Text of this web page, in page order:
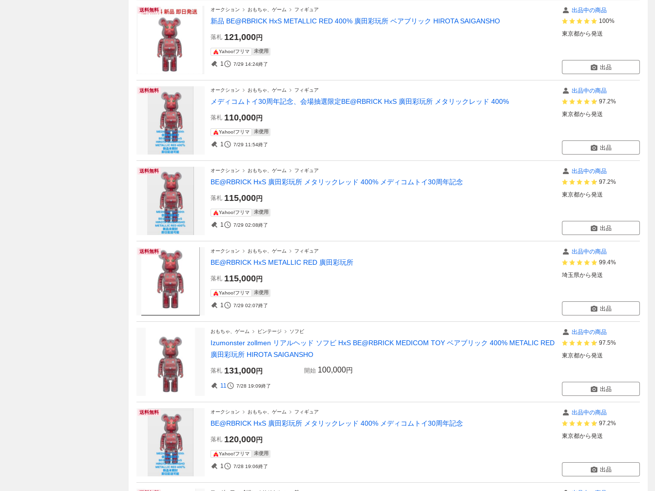
送料無料 オークション おもちゃ、ゲーム フィギュア
新品 BE@RBRICK HxS METALLIC RED 400% 廣田彩玩所 ベアブリック HIROTA SAIGANSHO
落札 121,000円
Yahoo!フリマ 未使用
1 7/29 14:24終了
出品中の商品
100%
東京都から発送
出品
送料無料 オークション おもちゃ、ゲーム フィギュア
メディコムトイ30周年記念、会場抽選限定BE@RBRICK HxS 廣田彩玩所 メタリックレッド 400%
落札 110,000円
Yahoo!フリマ 未使用
1 7/29 11:54終了
出品中の商品
97.2%
東京都から発送
出品
送料無料 オークション おもちゃ、ゲーム フィギュア
BE@RBRICK HxS 廣田彩玩所 メタリックレッド 400% メディコムトイ30周年記念
落札 115,000円
Yahoo!フリマ 未使用
1 7/29 02:08終了
出品中の商品
97.2%
東京都から発送
出品
送料無料 オークション おもちゃ、ゲーム フィギュア
BE@RBRICK HxS METALLIC RED 廣田彩玩所
落札 115,000円
Yahoo!フリマ 未使用
1 7/29 02:07終了
出品中の商品
99.4%
埼玉県から発送
出品
おもちゃ、ゲーム ビンテージ ソフビ
Izumonster zollmen リアルヘッド ソフビ HxS BE@RBRICK MEDICOM TOY ベアブリック 400% METALIC RED
廣田彩玩所 HIROTA SAIGANSHO
落札 131,000円 開始 100,000円
11 7/28 19:09終了
出品中の商品
97.5%
東京都から発送
出品
送料無料 オークション おもちゃ、ゲーム フィギュア
BE@RBRICK HxS 廣田彩玩所 メタリックレッド 400% メディコムトイ30周年記念
落札 120,000円
Yahoo!フリマ 未使用
1 7/28 19:06終了
出品中の商品
97.2%
東京都から発送
出品